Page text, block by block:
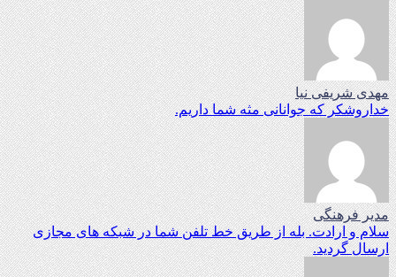
مهدی شریفی نیا
خداروشکر که جوانانی مثه شما داریم.
مدیر فرهنگی
سلام و ارادت. بله از طریق خط تلفن شما در شبکه های مجازی
ارسال گردید.